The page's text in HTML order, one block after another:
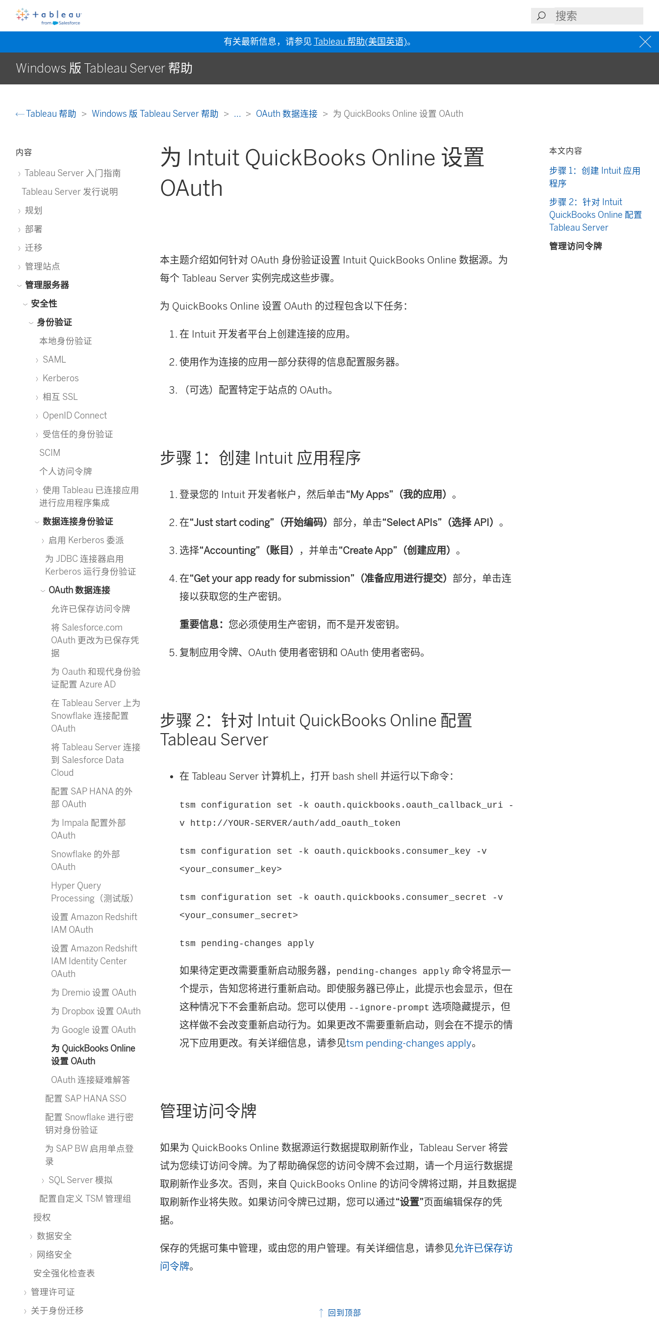
有关最新信息，请参见 Tableau 帮助(美国英语)。
Windows 版 Tableau Server 帮助
Tableau 帮助 Windows 版 Tableau Server 帮助 ... OAuth 数据连接 为 QuickBooks Online 设置 OAuth
内容
Tableau Server 入门指南
Tableau Server 发行说明
规划
部署
迁移
管理站点
管理服务器
安全性
身份验证
本地身份验证
SAML
Kerberos
相互 SSL
OpenID Connect
受信任的身份验证
SCIM
个人访问令牌
使用 Tableau 已连接应用
进行应用程序集成
数据连接身份验证
启用 Kerberos 委派
为 JDBC 连接器启用
Kerberos 运行身份验证
OAuth 数据连接
允许已保存访问令牌
将 Salesforce.com
OAuth 更改为已保存凭
据
为 Oauth 和现代身份验
证配置 Azure AD
在 Tableau Server 上为
Snowflake 连接配置
OAuth
将 Tableau Server 连接
到 Salesforce Data
Cloud
配置 SAP HANA 的外
部 OAuth
为 Impala 配置外部
OAuth
Snowflake 的外部
OAuth
Hyper Query
Processing（测试版）
设置 Amazon Redshift
IAM OAuth
设置 Amazon Redshift
IAM Identity Center
OAuth
为 Dremio 设置 OAuth
为 Dropbox 设置 OAuth
为 Google 设置 OAuth
为 QuickBooks Online
设置 OAuth
OAuth 连接疑难解答
配置 SAP HANA SSO
配置 Snowflake 进行密
钥对身份验证
为 SAP BW 启用单点登
录
SQL Server 模拟
配置自定义 TSM 管理组
授权
数据安全
网络安全
安全强化检查表
管理许可证
关于身份迁移
为 Intuit QuickBooks Online 设置
OAuth
本主题介绍如何针对 OAuth 身份验证设置 Intuit QuickBooks Online 数据源。为
每个Tableau Server 实例完成这些步骤。
为 QuickBooks Online 设置 OAuth 的过程包含以下任务：
在 Intuit 开发者平台上创建连接的应用。
使用作为连接的应用一部分获得的信息配置服务器。
（可选）配置特定于站点的 OAuth。
步骤 1：创建 Intuit 应用程序
登录您的 Intuit 开发者帐户，然后单击“My Apps”（我的应用） 。
在“Just start coding”（开始编码） 部分，单击“Select APIs”（选择 API） 。
选择“Accounting”（账目） ，并单击“Create App”（创建应用） 。
在“Get your app ready for submission”（准备应用进行提交） 部分，单击连
接以获取您的生产密钥。
重要信息： 您必须使用生产密钥，而不是开发密钥。
复制应用令牌、OAuth 使用者密钥和 OAuth 使用者密码。
步骤 2：针对 Intuit QuickBooks Online 配置
Tableau Server
在Tableau Server 计算机上，打开 bash shell 并运行以下命令：
tsm configuration set -k oauth.quickbooks.oauth_callback_uri -
v http://YOUR-SERVER/auth/add_oauth_token
tsm configuration set -k oauth.quickbooks.consumer_key -v
<your_consumer_key>
tsm configuration set -k oauth.quickbooks.consumer_secret -v
<your_consumer_secret>
tsm pending-changes apply
如果待定更改需要重新启动服务器， pending-changes apply 命令将显示一
个提示，告知您将进行重新启动。即使服务器已停止，此提示也会显示，但在
这种情况下不会重新启动。您可以使用 --ignore-prompt 选项隐藏提示，但
这样做不会改变重新启动行为。如果更改不需要重新启动，则会在不提示的情
况下应用更改。有关详细信息，请参见tsm pending-changes apply。
管理访问令牌
如果为 QuickBooks Online 数据源运行数据提取刷新作业，Tableau Server 将尝
试为您续订访问令牌。为了帮助确保您的访问令牌不会过期，请一个月运行数据提
取刷新作业多次。否则，来自 QuickBooks Online 的访问令牌将过期，并且数据提
取刷新作业将失败。如果访问令牌已过期，您可以通过“设置”页面编辑保存的凭
据。
保存的凭据可集中管理，或由您的用户管理。有关详细信息，请参见允许已保存访
问令牌。
回到顶部
本文内容
步骤 1：创建 Intuit 应用
程序
步骤 2：针对 Intuit
QuickBooks Online 配置
Tableau Server
管理访问令牌